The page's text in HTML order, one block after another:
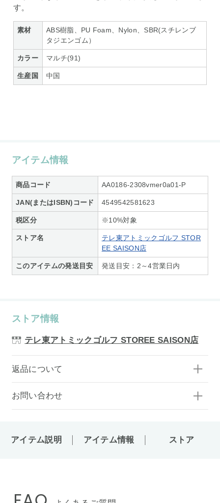
す。
素材
ABS樹脂、PU Foam、Nylon、SBR(スチレンブ
タジエンゴム）
カラー マルチ(91)
生産国 中国
アイテム情報
商品コード AA0186-2308vmer0a01-P
JAN(またはISBN)コード 4549542581623
税区分 ※10%対象
ストア名
テレ東アトミックゴルフ STOR
EE SAISON店
このアイテムの発送目安 発送目安：2～4営業日内
ストア情報
テレ東アトミックゴルフ STOREE SAISON店
返品について
お問い合わせ
アイテム説明 アイテム情報 ストア